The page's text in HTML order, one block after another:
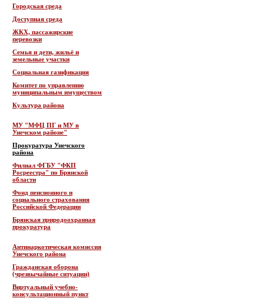
Городская среда
Доступная среда
ЖКХ, пассажирские
перевозки
Семья и дети, жильё и
земельные участки
Социальная газификация
Комитет по управлению
муниципальным имуществом
Культура района
МУ "МФЦ ПГ и МУ в
Унечском районе"
Прокуратура Унечского
района
Филиал ФГБУ "ФКП
Росреестра" по Брянской
области
Фонд пенсионного и
социального страхования
Российской Федерации
Брянская природоохранная
прокуратура
Антинаркотическая комиссия
Унечского района
Гражданская оборона
(чрезвычайные ситуации)
Виртуальный учебно-
консультационный пункт